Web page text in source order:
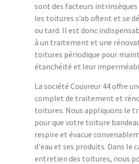
sont des facteurs
les toitures s’ab oftent et se
ou tard. Il est donc
à un traitement et une
toitures périodique pour
étanchéité et leur
La société Couvreur 44 offre
complet de traitement et
toitures. Nous appliquons le
pour que votre toiture
respire et évacue
d'eau et ses produits. Dans le
entretien des toitures, nous